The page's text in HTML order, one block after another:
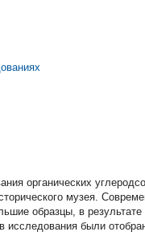
органических
музея.
образцы, в
были